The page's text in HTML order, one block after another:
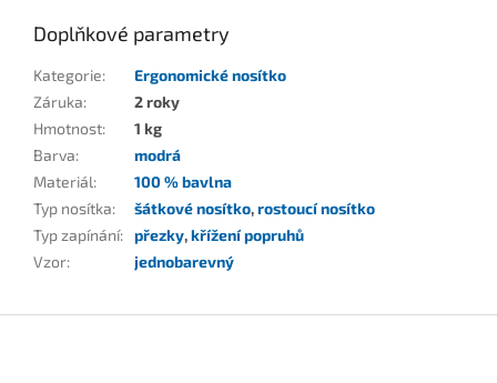
Doplňkové parametry
Kategorie:
Ergonomické nosítko
Záruka:
2 roky
Hmotnost:
1 kg
Barva:
modrá
Materiál:
100 % bavlna
Typ nosítka: šátkové nosítko,rostoucí nosítko
Typ zapínání: přezky,křížení popruhů
Vzor: jednobarevný